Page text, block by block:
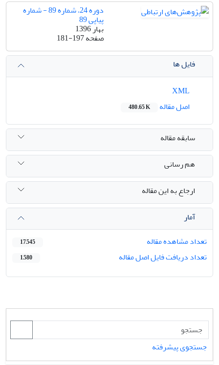
دوره 24، شماره 89 - شماره
پیاپی 89
بهار 1396
صفحه181-197
فایل ها
اصل مقاله
480.65 K
سابقه مقاله
هم رسانی
ارجاع به این مقاله
آمار
تعداد مشاهده مقاله
17,545
تعداد دریافت فایل اصل مقاله 1,580
جستجوی پیشرفته